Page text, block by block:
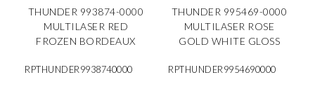
THUNDER 993874-0000
MULTILASER RED
FROZEN BORDEAUX
RPTHUNDER9938740000
THUNDER 995469-0000
MULTILASER ROSE
GOLD WHITE GLOSS
RPTHUNDER9954690000